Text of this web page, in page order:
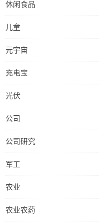
休闲食品
儿童
元宇宙
充电宝
光伏
公司
公司研究
军工
农业
农业农药